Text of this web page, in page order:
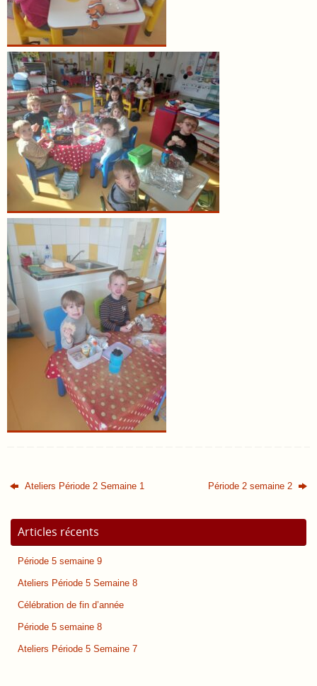
Ateliers Période 2 Semaine 1 Période 2 semaine 2
Articles récents
Période 5 semaine 9
Ateliers Période 5 Semaine 8
Célébration de fin d’année
Période 5 semaine 8
Ateliers Période 5 Semaine 7